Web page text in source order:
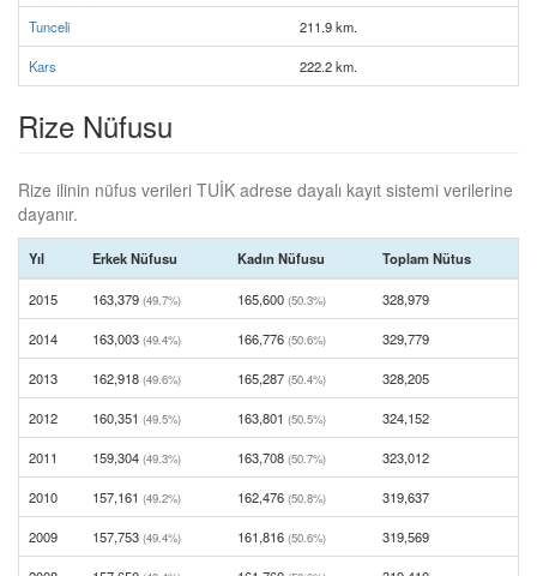
Tunceli 211.9 km.
Kars 222.2 km.
Rize Nüfusu
Rize ilinin nüfus verileri TUİK adrese dayalı kayıt sistemi verilerine
dayanır.
Yıl Erkek Nüfusu Kadın Nüfusu Toplam Nütus
2015 163,379 (49.7%) 165,600 (50.3%) 328,979
2014 163,003 (49.4%) 166,776 (50.6%) 329,779
2013 162,918 (49.6%) 165,287 (50.4%) 328,205
2012 160,351 (49.5%) 163,801 (50.5%) 324,152
2011 159,304 (49.3%) 163,708 (50.7%) 323,012
2010 157,161 (49.2%) 162,476 (50.8%) 319,637
2009 157,753 (49.4%) 161,816 (50.6%) 319,569